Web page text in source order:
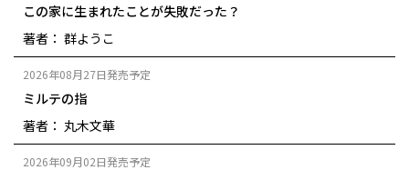
この家に生まれたことが失敗だった？
著者： 群ようこ
2026年08月27日発売予定
ミルテの指
著者： 丸木文華
2026年09月02日発売予定